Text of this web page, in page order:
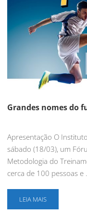
Grandes nomes do
Apresentação O
sábado (18/03), um
Metodologia do
cerca de 100 pessoas e
LEIA MAIS